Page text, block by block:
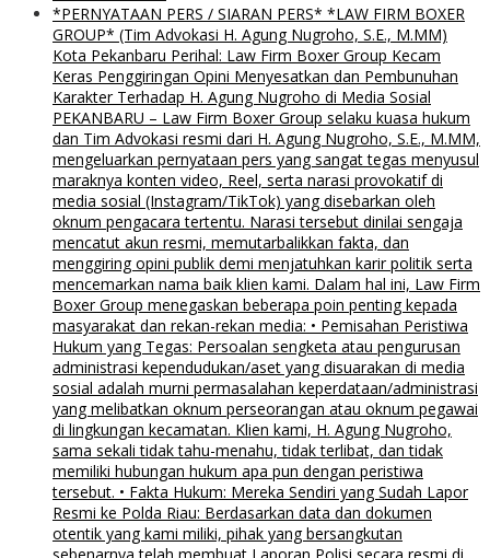
*PERNYATAAN PERS / SIARAN PERS* *LAW FIRM BOXER
GROUP* (Tim Advokasi H. Agung Nugroho, S.E., M.MM)
Kota Pekanbaru Perihal: Law Firm Boxer Group Kecam
Keras Penggiringan Opini Menyesatkan dan Pembunuhan
Karakter Terhadap H. Agung Nugroho di Media Sosial
PEKANBARU – Law Firm Boxer Group selaku kuasa hukum
dan Tim Advokasi resmi dari H. Agung Nugroho, S.E., M.MM,
mengeluarkan pernyataan pers yang sangat tegas menyusul
maraknya konten video, Reel, serta narasi provokatif di
media sosial (Instagram/TikTok) yang disebarkan oleh
oknum pengacara tertentu. Narasi tersebut dinilai sengaja
mencatut akun resmi, memutarbalikkan fakta, dan
menggiring opini publik demi menjatuhkan karir politik serta
mencemarkan nama baik klien kami. Dalam hal ini, Law Firm
Boxer Group menegaskan beberapa poin penting kepada
masyarakat dan rekan-rekan media: • Pemisahan Peristiwa
Hukum yang Tegas: Persoalan sengketa atau pengurusan
administrasi kependudukan/aset yang disuarakan di media
sosial adalah murni permasalahan keperdataan/administrasi
yang melibatkan oknum perseorangan atau oknum pegawai
di lingkungan kecamatan. Klien kami, H. Agung Nugroho,
sama sekali tidak tahu-menahu, tidak terlibat, dan tidak
memiliki hubungan hukum apa pun dengan peristiwa
tersebut. • Fakta Hukum: Mereka Sendiri yang Sudah Lapor
Resmi ke Polda Riau: Berdasarkan data dan dokumen
otentik yang kami miliki, pihak yang bersangkutan